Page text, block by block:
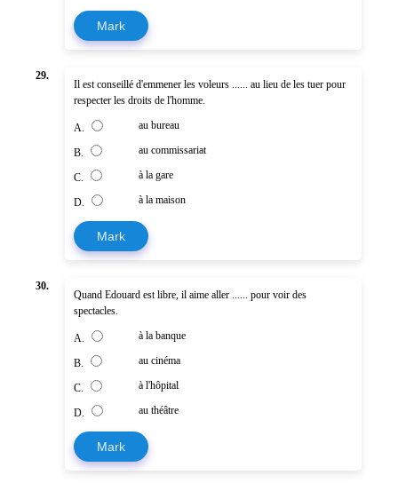
Mark
29.
Il est conseillé d'emmener les voleurs ...... au lieu de les tuer pour
respecter les droits de l'homme.
A. au bureau
B. au commissariat
C. à la gare
D. à la maison
Mark
30.
Quand Edouard est libre, il aime aller ...... pour voir des
spectacles.
A. à la banque
B. au cinéma
C. à l'hôpital
D. au théâtre
Mark